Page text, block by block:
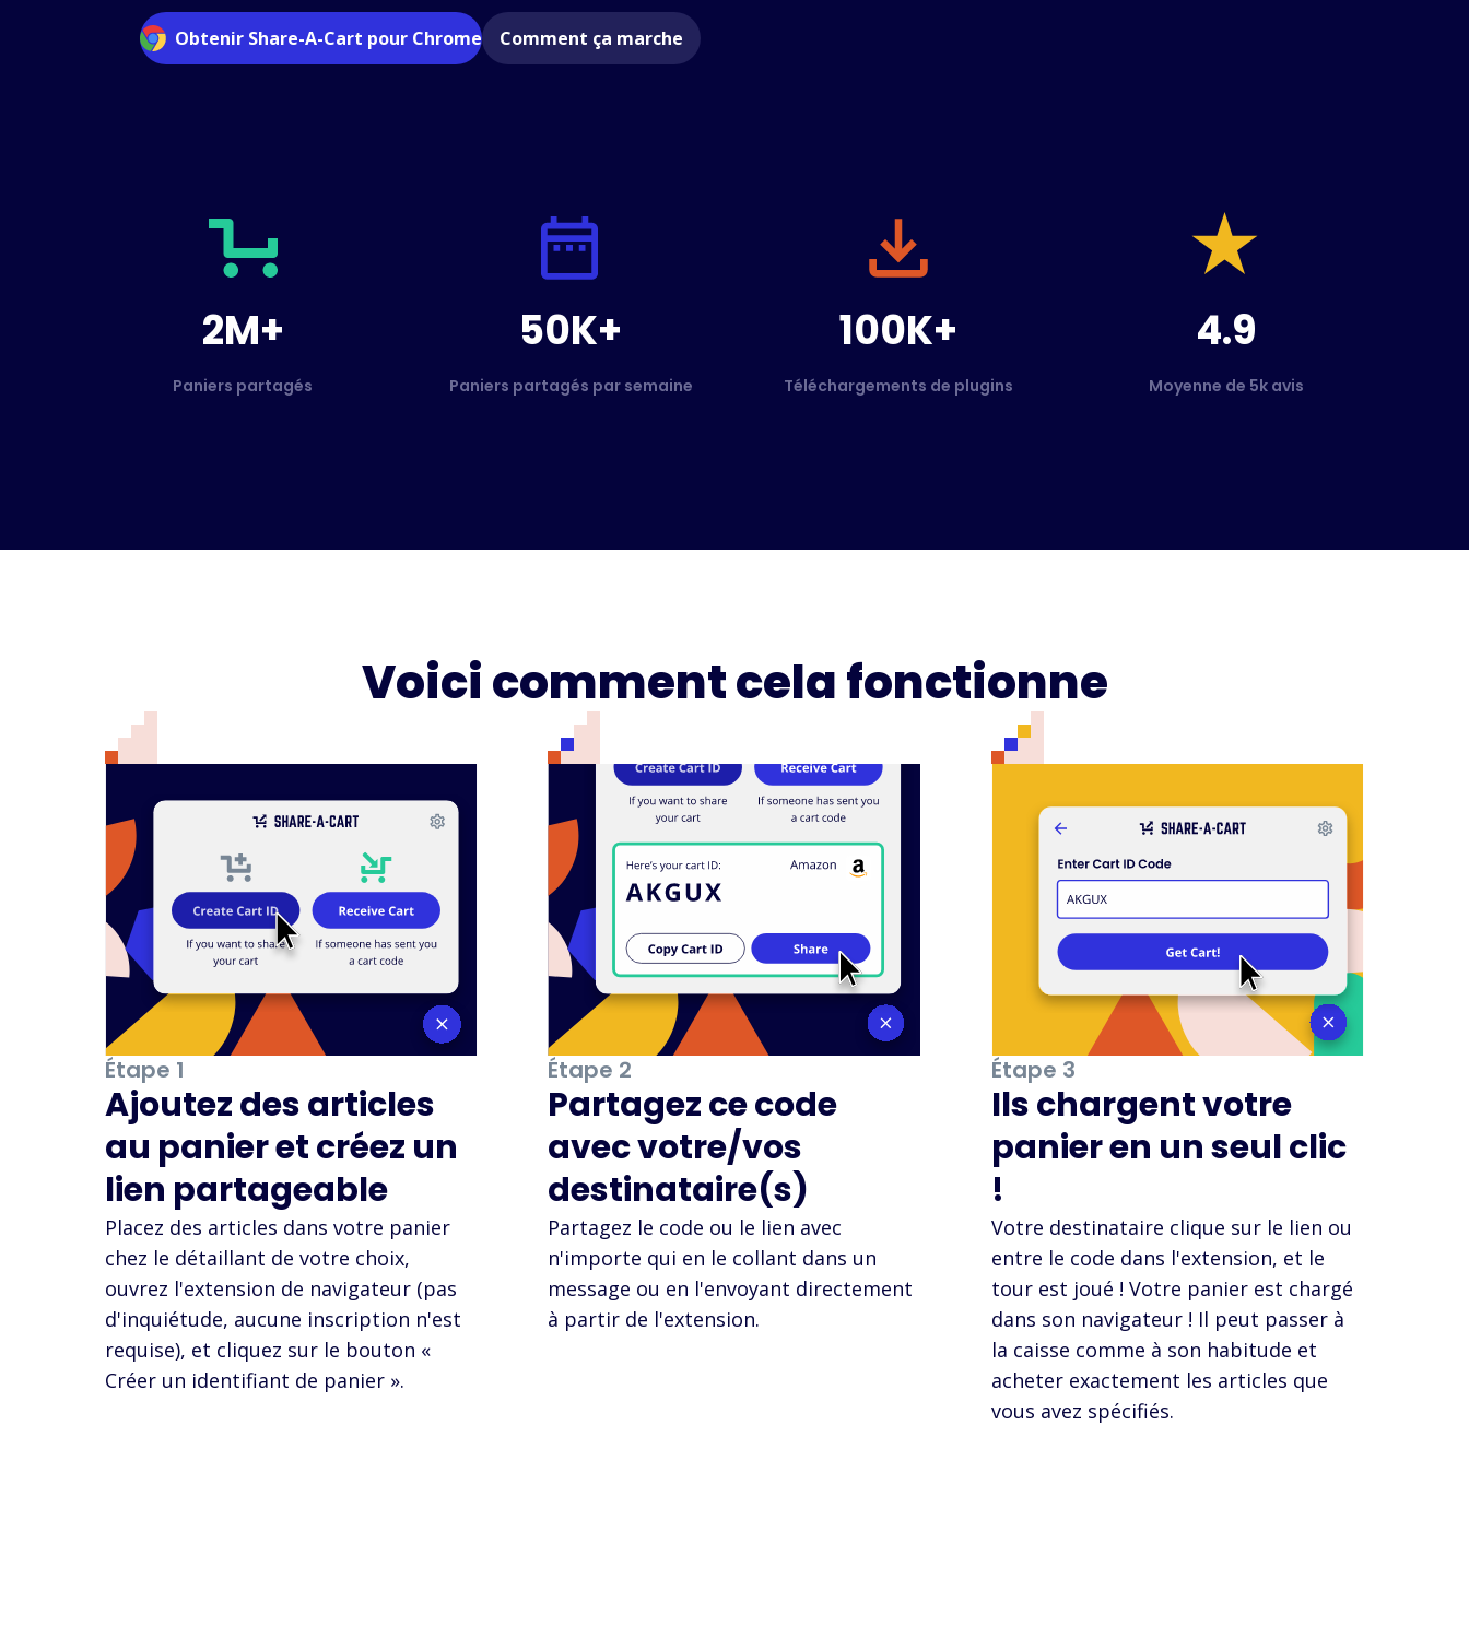
Obtenir Share-A-Cart pour Chrome Comment ça marche
2M+
Paniers partagés
50K+
Paniers partagés par semaine
100K+
Téléchargements de plugins
4.9
Moyenne de 5k avis
Voici comment cela fonctionne
Étape 1
Ajoutez des articles
au panier et créez un
lien partageable
Placez des articles dans votre panier
chez le détaillant de votre choix,
ouvrez l'extension de navigateur (pas
d'inquiétude, aucune inscription n'est
requise), et cliquez sur le bouton «
Créer un identifiant de panier ».
Étape 2
Partagez ce code
avec votre/vos
destinataire(s)
Partagez le code ou le lien avec
n'importe qui en le collant dans un
message ou en l'envoyant directement
à partir de l'extension.
Étape 3
Ils chargent votre
panier en un seul clic
!
Votre destinataire clique sur le lien ou
entre le code dans l'extension, et le
tour est joué ! Votre panier est chargé
dans son navigateur ! Il peut passer à
la caisse comme à son habitude et
acheter exactement les articles que
vous avez spécifiés.